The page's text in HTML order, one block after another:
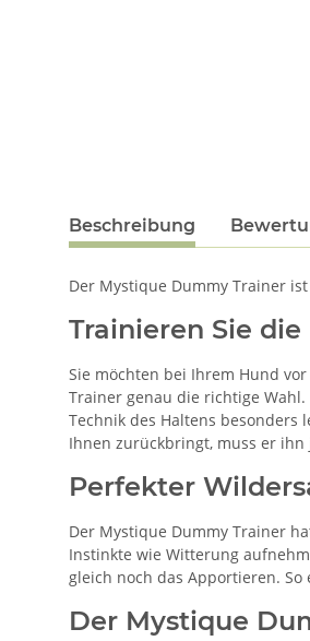
Beschreibung
Der Mystique Dummy Trainer
Trainieren Sie
Sie möchten bei Ihrem Hund
Trainer genau die richtige
Technik des Haltens
Ihnen zurückbringt, muss er
Perfekter
Der Mystique Dummy Trainer
Instinkte wie Witterung
gleich noch das Apportieren.
Der Mystique